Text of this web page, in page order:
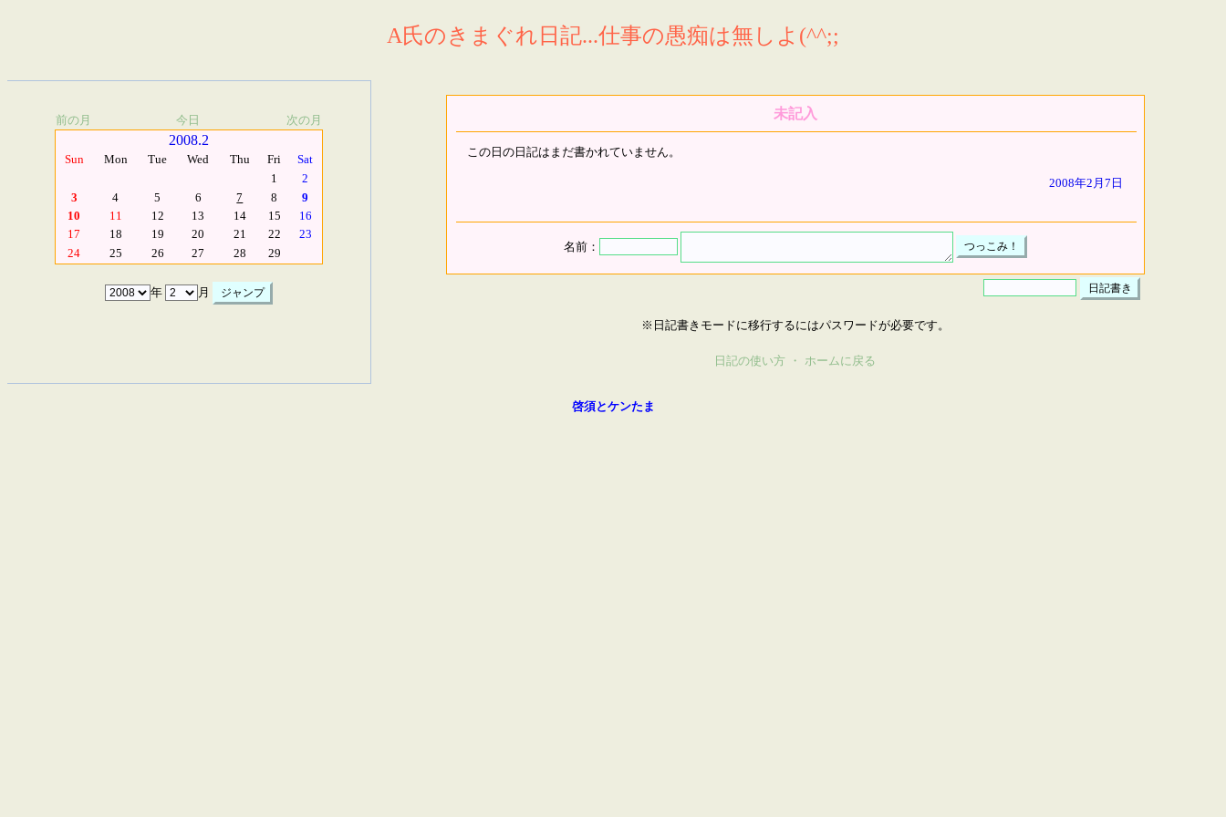
A氏のきまぐれ日記...仕事の愚痴は無しよ(^^;;
前の月 今日 次の月
2008.2
Sun Mon Tue Wed Thu Fri
Sat
1
2
3
4 5 6 7 8
9
10
11 12 13 14 15
16
17
18 19 20 21 22
23
24
25 26 27 28 29
年 月
未記入
この日の日記はまだ書かれていません。
2008年2月7日
名前：
※日記書きモードに移行するにはパスワードが必要です。
日記の使い方 ・ ホームに戻る
啓須とケンたま